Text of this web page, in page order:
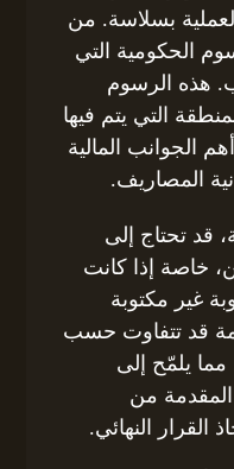
بسلاسة. من
الحكومية التي
هذه الرسوم
التي يتم فيها
الجوانب المالية
المصاريف.
قد تحتاج إلى
خاصة إذا كانت
غير مكتوبة
قد تتفاوت حسب
يلمّح إلى
من
القرار النهائي.